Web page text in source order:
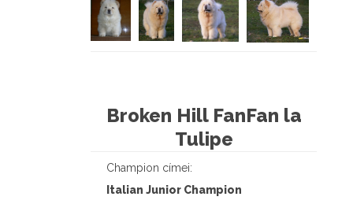
Broken Hill FanFan la
Tulipe
Champion címei:
Italian Junior Champion